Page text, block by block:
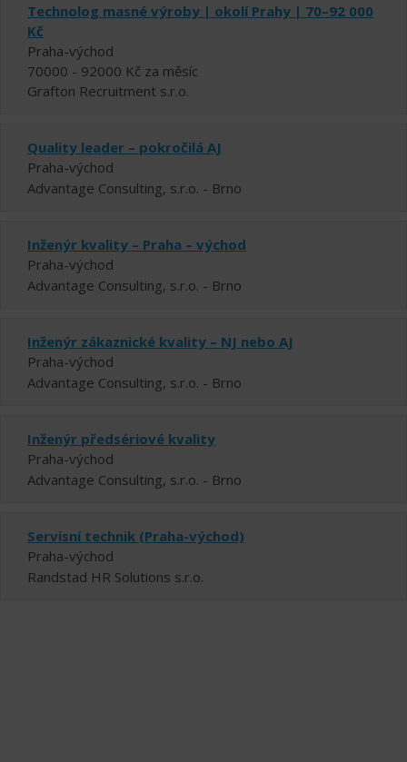
Technolog masné výroby | okolí Prahy | 70–92 000
Kč
Praha-východ
70000 - 92000 Kč za měsíc
Grafton Recruitment s.r.o.
Quality leader – pokročilá AJ
Praha-východ
Advantage Consulting, s.r.o. - Brno
Inženýr kvality – Praha – východ
Praha-východ
Advantage Consulting, s.r.o. - Brno
Inženýr zákaznické kvality – NJ nebo AJ
Praha-východ
Advantage Consulting, s.r.o. - Brno
Inženýr předsériové kvality
Praha-východ
Advantage Consulting, s.r.o. - Brno
Servisní technik (Praha-východ)
Praha-východ
Randstad HR Solutions s.r.o.